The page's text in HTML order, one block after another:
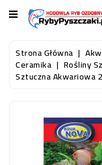
KATEGORIA
STRONA
GŁÓWNA
Strona Główna
Ceramika Rośliny
Sztuczna Akwariowa